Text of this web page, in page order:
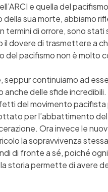
e quella del
della sua morte, abbiamo
termini di orrore, sono stati
dovere di trasmettere a
del pacifismo non è molto
seppur continuiamo ad
anche delle sfide incredibili.
del movimento
per l’abbattimento
Ora invece le
la sopravvivenza stessa
di fronte a sé, poiché
storia permette di avere